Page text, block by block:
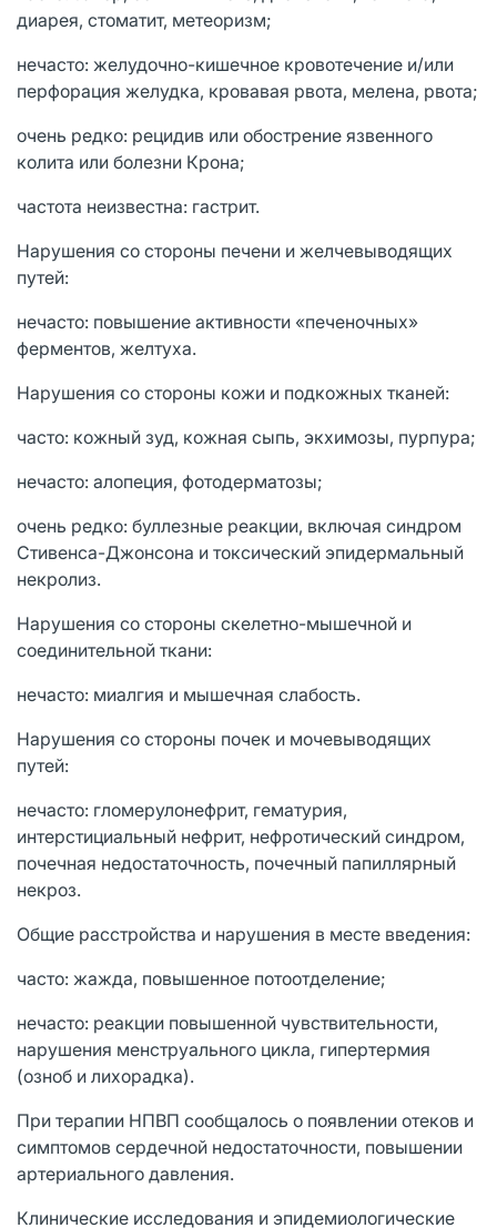
диарея, стоматит, метеоризм;
нечасто: желудочно-кишечное кровотечение и/или
перфорация желудка, кровавая рвота, мелена, рвота;
очень редко: рецидив или обострение язвенного
колита или болезни Крона;
частота неизвестна: гастрит.
Нарушения со стороны печени и желчевыводящих
путей:
нечасто: повышение активности «печеночных»
ферментов, желтуха.
Нарушения со стороны кожи и подкожных тканей:
часто: кожный зуд, кожная сыпь, экхимозы, пурпура;
нечасто: алопеция, фотодерматозы;
очень редко: буллезные реакции, включая синдром
Стивенса-Джонсона и токсический эпидермальный
некролиз.
Нарушения со стороны скелетно-мышечной и
соединительной ткани:
нечасто: миалгия и мышечная слабость.
Нарушения со стороны почек и мочевыводящих
путей:
нечасто: гломерулонефрит, гематурия,
интерстициальный нефрит, нефротический синдром,
почечная недостаточность, почечный папиллярный
некроз.
Общие расстройства и нарушения в месте введения:
часто: жажда, повышенное потоотделение;
нечасто: реакции повышенной чувствительности,
нарушения менструального цикла, гипертермия
(озноб и лихорадка).
При терапии НПВП сообщалось о появлении отеков и
симптомов сердечной недостаточности, повышении
артериального давления.
Клинические исследования и эпидемиологические